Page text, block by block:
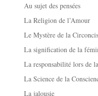
Au sujet des pensées
La Religion de l’Amour
Le Mystère de la
La signification de la
La responsabilité lors de
La Science de la
La jalousie